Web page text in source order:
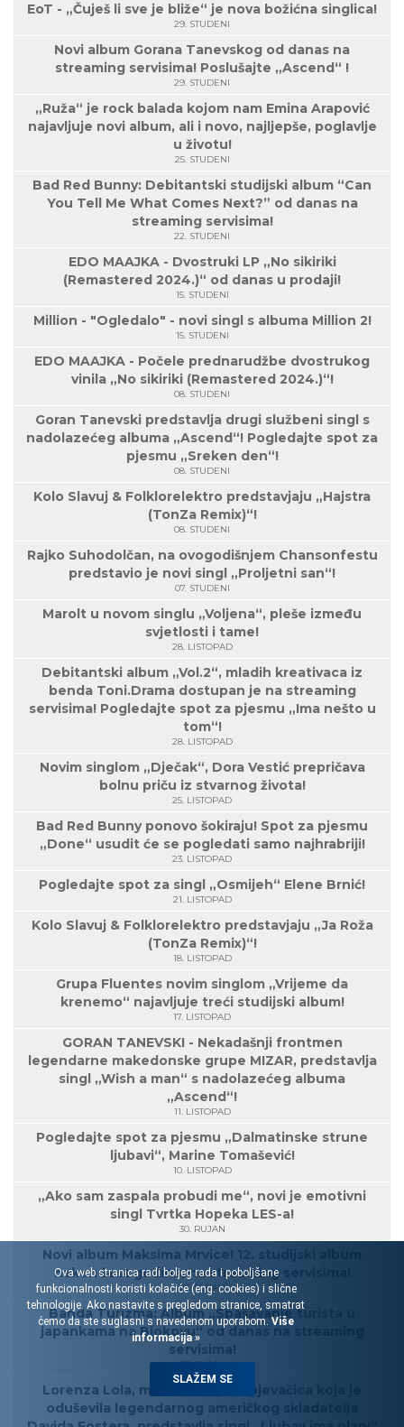
EoT - „Čuješ li sve je bliže“ je nova božićna singlica!
29. STUDENI
Novi album Gorana Tanevskog od danas na
streaming servisima! Poslušajte „Ascend“ !
29. STUDENI
„Ruža“ je rock balada kojom nam Emina Arapović
najavljuje novi album, ali i novo, najljepše, poglavlje
u životu!
25. STUDENI
Bad Red Bunny: Debitantski studijski album “Can
You Tell Me What Comes Next?” od danas na
streaming servisima!
22. STUDENI
EDO MAAJKA - Dvostruki LP „No sikiriki
(Remastered 2024.)“ od danas u prodaji!
15. STUDENI
Million - "Ogledalo" - novi singl s albuma Million 2!
15. STUDENI
EDO MAAJKA - Počele prednarudžbe dvostrukog
vinila „No sikiriki (Remastered 2024.)“!
08. STUDENI
Goran Tanevski predstavlja drugi službeni singl s
nadolazećeg albuma „Ascend“! Pogledajte spot za
pjesmu „Sreken den“!
08. STUDENI
Kolo Slavuj & Folklorelektro predstavjaju „Hajstra
(TonZa Remix)“!
08. STUDENI
Rajko Suhodolčan, na ovogodišnjem Chansonfestu
predstavio je novi singl „Proljetni san“!
07. STUDENI
Marolt u novom singlu „Voljena“, pleše između
svjetlosti i tame!
28. LISTOPAD
Debitantski album „Vol.2“, mladih kreativaca iz
benda Toni.Drama dostupan je na streaming
servisima! Pogledajte spot za pjesmu „Ima nešto u
tom“!
28. LISTOPAD
Novim singlom „Dječak“, Dora Vestić prepričava
bolnu priču iz stvarnog života!
25. LISTOPAD
Bad Red Bunny ponovo šokiraju! Spot za pjesmu
„Done“ usudit će se pogledati samo najhrabriji!
23. LISTOPAD
Pogledajte spot za singl „Osmijeh“ Elene Brnić!
21. LISTOPAD
Kolo Slavuj & Folklorelektro predstavjaju „Ja Roža
(TonZa Remix)“!
18. LISTOPAD
Grupa Fluentes novim singlom „Vrijeme da
krenemo“ najavljuje treći studijski album!
17. LISTOPAD
GORAN TANEVSKI - Nekadašnji frontmen
legendarne makedonske grupe MIZAR, predstavlja
singl „Wish a man“ s nadolazećeg albuma
„Ascend“!
11. LISTOPAD
Pogledajte spot za pjesmu „Dalmatinske strune
ljubavi“, Marine Tomašević!
10. LISTOPAD
„Ako sam zaspala probudi me“, novi je emotivni
singl Tvrtka Hopeka LES-a!
30. RUJAN
Novi album Maksima Mrvice! 12. studijski album
nakon šest godina, na streaming servisima!
27. RUJAN
Banda Turizma: Album „Spašavanje turista u
japankama na Biokovu“ od danas na streaming
servisima!
27. RUJAN
Lorenza Lola, mlada rovinjska pjevačica koja je
oduševila legendarnog američkog skladatelja
Ova web stranica radi boljeg rada i poboljšane
funkcionalnosti koristi kolačiće (eng. cookies) i slične
tehnologije. Ako nastavite s pregledom stranice, smatrat
ćemo da ste suglasni s navedenom uporabom. Više
informacija »
SLAŽEM SE